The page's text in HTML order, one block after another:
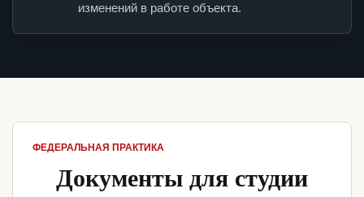
изменений в работе объекта.
ФЕДЕРАЛЬНАЯ ПРАКТИКА
Документы для студии